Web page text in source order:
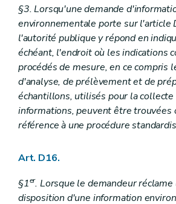
§3. Lorsqu'une demande
environnementale porte sur l'article
l'autorité publique y répond en
échéant, l'endroit où les indications
procédés de mesure, en ce compris
d'analyse, de prélèvement et de
échantillons, utilisés pour la collecte
informations, peuvent être trouvées
référence à une procédure
Art. D16.
§1er. Lorsque le demandeur réclame
disposition d'une information